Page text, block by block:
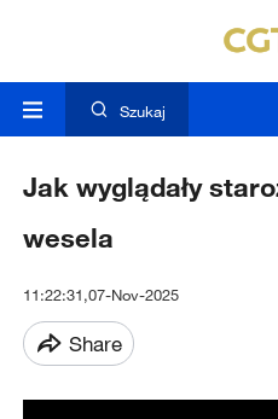
Szukaj
Jak wyglądały
wesela
11:22:31,07-Nov-2025
Share